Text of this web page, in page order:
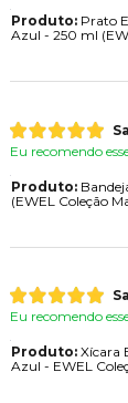
Produto:Prato
Azul - 250 ml
Eu recomendo
Produto:
(EWEL Coleção
Eu recomendo
Produto:Xícara
Azul - EWEL